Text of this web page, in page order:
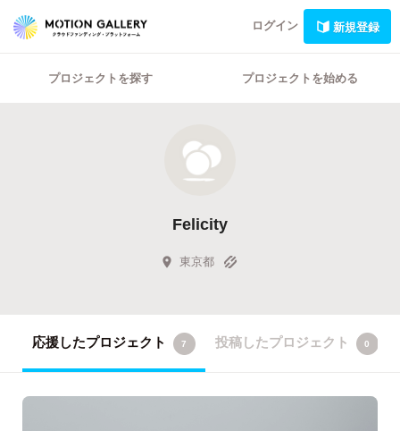
ログイン 新規登録
プロジェクトを探す プロジェクトを始める
Felicity
東京都
応援したプロジェクト 7 投稿したプロジェクト 0